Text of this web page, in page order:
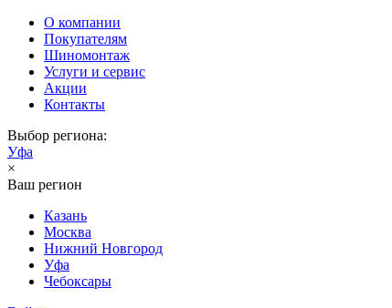
О компании
Покупателям
Шиномонтаж
Услуги и сервис
Акции
Контакты
Выбор региона:
Уфа
×
Ваш регион
Казань
Москва
Нижний Новгород
Уфа
Чебоксары